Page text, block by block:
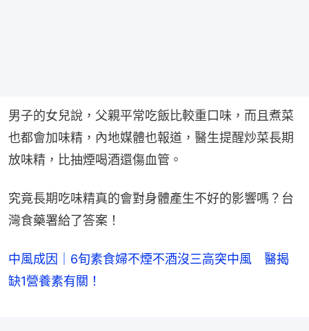
男子的女兒說，父親平常吃飯比較重口味，而且煮菜
也都會加味精，內地媒體也報道，醫生提醒炒菜長期
放味精，比抽煙喝酒還傷血管。
究竟長期吃味精真的會對身體產生不好的影響嗎？台
灣食藥署給了答案！
中風成因｜6旬素食婦不煙不酒沒三高突中風 醫揭
缺1營養素有關！